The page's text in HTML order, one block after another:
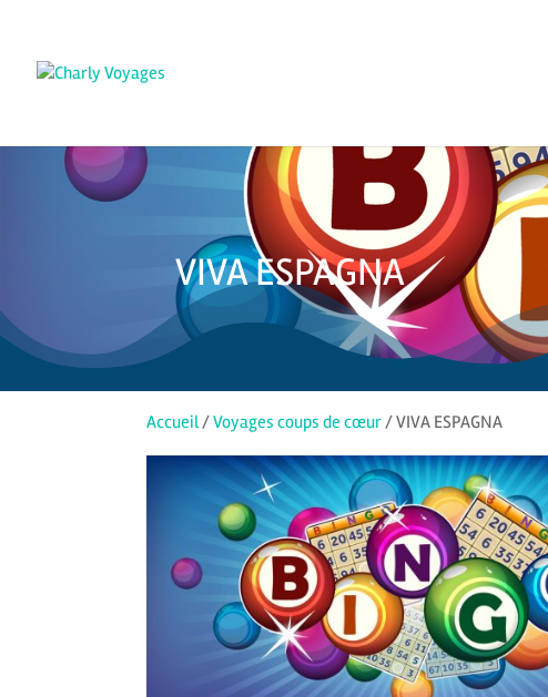
VIVA ESPAGNA
Accueil/Voyages coups de cœur/ VIVA ESPAGNA